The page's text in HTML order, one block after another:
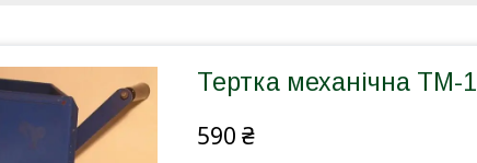
Тертка механічна ТМ-1
590 ₴